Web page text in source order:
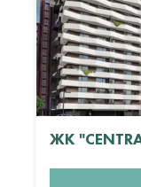
ЖК